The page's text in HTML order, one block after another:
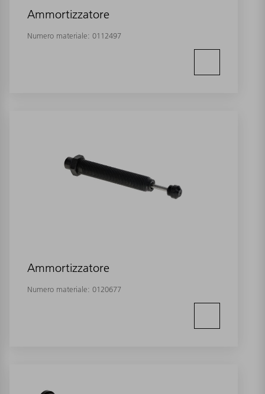
Ammortizzatore
Numero materiale: 0112497
Ammortizzatore
Numero materiale: 0120677